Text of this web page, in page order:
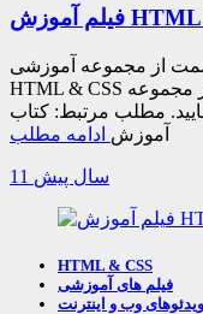
از مجموعه آموزشی
HTML & CSS رسیدیم.هم اکنون می توانید این قسمت از مجموعه
مطلب مرتبط: کتاب
آموزش ادامه مطلب
11 سال پیش
HTML & CSS
فیلم های آموزشی
ویدئوهای وب و اینترنت